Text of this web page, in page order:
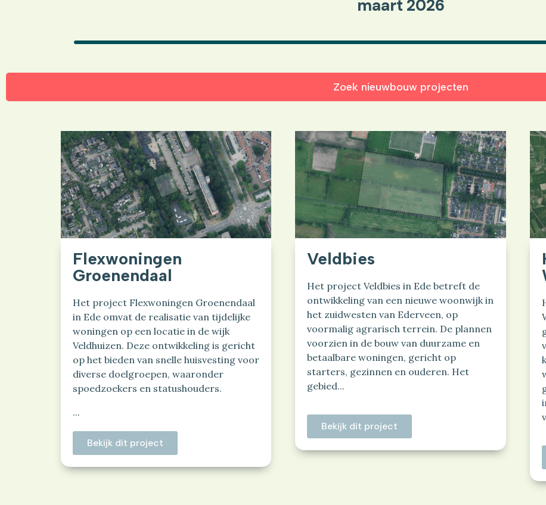
maart 2026
Zoek nieuwbouw projecten
Flexwoningen
Groenendaal
Het project Flexwoningen Groenendaal
in Ede omvat de realisatie van tijdelijke
woningen op een locatie in de wijk
Veldhuizen. Deze ontwikkeling is gericht
op het bieden van snelle huisvesting voor
diverse doelgroepen, waaronder
spoedzoekers en statushouders.
...
Bekijk dit project
Veldbies
Het project Veldbies in Ede betreft de
ontwikkeling van een nieuwe woonwijk in
het zuidwesten van Ederveen, op
voormalig agrarisch terrein. De plannen
voorzien in de bouw van duurzame en
betaalbare woningen, gericht op
starters, gezinnen en ouderen. Het
gebied...
Bekijk dit project